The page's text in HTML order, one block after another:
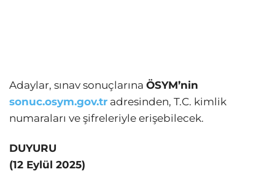
Adaylar, sınav sonuçlarına ÖSYM’nin
sonuc.osym.gov.tr adresinden, T.C. kimlik
numaraları ve şifreleriyle erişebilecek.
DUYURU
(12 Eylül 2025)